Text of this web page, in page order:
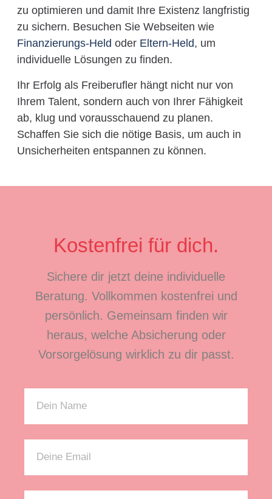
zu optimieren und damit Ihre Existenz langfristig
zu sichern. Besuchen Sie Webseiten wie
Finanzierungs-Held oder Eltern-Held, um
individuelle Lösungen zu finden.
Ihr Erfolg als Freiberufler hängt nicht nur von
Ihrem Talent, sondern auch von Ihrer Fähigkeit
ab, klug und vorausschauend zu planen.
Schaffen Sie sich die nötige Basis, um auch in
Unsicherheiten entspannen zu können.
Kostenfrei für dich.
Sichere dir jetzt deine individuelle
Beratung. Vollkommen kostenfrei und
persönlich. Gemeinsam finden wir
heraus, welche Absicherung oder
Vorsorgelösung wirklich zu dir passt.